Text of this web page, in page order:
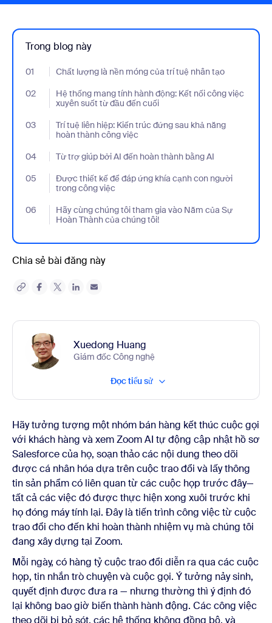
Trong blog này
01 Chất lượng là nền móng của trí tuệ nhân tạo
- Jumplink to Chất lượng là nền móng của trí tuệ nhân tạo
02
Hệ thống mang tính hành động: Kết nối công việc
xuyên suốt từ đầu đến cuối
- Jumplink to Hệ thống mang tính hành động: Kết nối công việc
03
Trí tuệ liên hiệp: Kiến trúc đứng sau khả năng
hoàn thành công việc
- Jumplink to Trí tuệ liên hiệp: Kiến trúc đứng sau khả năng
04 Từ trợ giúp bởi AI đến hoàn thành bằng AI
- Jumplink to Từ trợ giúp bởi AI đến hoàn thành bằng AI
05
Được thiết kế để đáp ứng khía cạnh con người
trong công việc
- Jumplink to Được thiết kế để đáp ứng khía cạnh con người
06
Hãy cùng chúng tôi tham gia vào Năm của Sự
Hoàn Thành của chúng tôi!
- Jumplink to Hãy cùng chúng tôi tham gia vào Năm của Sự
Chia sẻ bài đăng này
Xuedong Huang
Giám đốc Công nghệ
Đọc tiểu sử
Hãy tưởng tượng một nhóm bán hàng kết thúc cuộc gọi
với khách hàng và xem Zoom AI tự động cập nhật hồ sơ
Salesforce của họ, soạn thảo các nội dung theo dõi
được cá nhân hóa dựa trên cuộc trao đổi và lấy thông
tin sản phẩm có liên quan từ các cuộc họp trước đây—
tất cả các việc đó được thực hiện xong xuôi trước khi
họ đóng máy tính lại. Đây là tiến trình công việc từ cuộc
trao đổi cho đến khi hoàn thành nhiệm vụ mà chúng tôi
đang xây dựng tại Zoom.
Mỗi ngày, có hàng tỷ cuộc trao đổi diễn ra qua các cuộc
họp, tin nhắn trò chuyện và cuộc gọi. Ý tưởng nảy sinh,
quyết định được đưa ra — nhưng thường thì ý định đó
lại không bao giờ biến thành hành động. Các công việc
theo dõi bị bỏ sót, các hệ thống không đồng bộ, và